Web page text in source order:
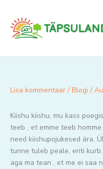
content
Lisa kommentaar / Blogi /
Kiishu kiishu, mu kass
teeb , et emme teeb
need kiishupojukesed ära.
tunne tuleb peale, eriti
aga ma tean , et me ei saa